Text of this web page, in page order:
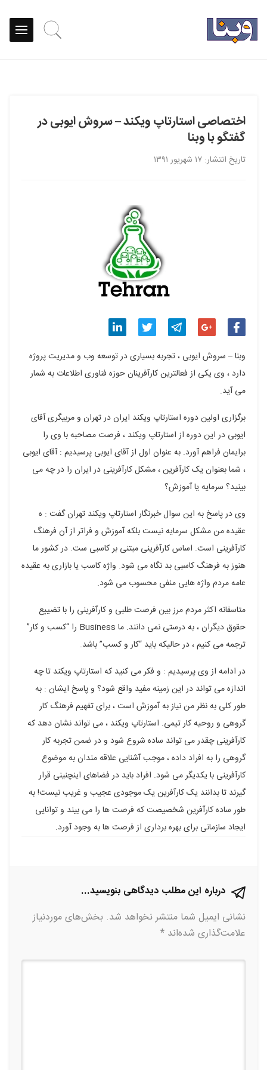
اختصاصی استارتاپ ویکند – سروش ایوبی در
گفتگو با وبنا
تاریخ انتشار: ۱۷ شهریور ۱۳۹۱
گذاری
در
فیسبوک
گذاری
گوگل
پلاس
گذاری
تلگرام
گذاری
توییتر
گذاری
لینکدین
وبنا – سروش ایوبی ، تجربه بسیاری در توسعه وب و مدیریت پروژه
دارد ، وی یکی از فعالترین کارآفرینان حوزه فناوری اطلاعات به شمار
می آید.
برگزاری اولین دوره استارتاپ ویکند ایران در تهران و مربیگری آقای
ایوبی در این دوره از استارتاپ ویکند ، فرصت مصاحبه با وی را
برایمان فراهم آورد. به عنوان اول از آقای ایوبی پرسیدیم : آقای ایوبی
، شما بعنوان یک کارآفرین ، مشکل کارآفرینی در ایران را در چه می
بینید؟ سرمایه یا آموزش؟
وی در پاسخ به این سوال خبرنگار استارتاپ ویکند تهران گفت : ه
عقیده من مشکل سرمایه نیست بلکه آموزش و فراتر از آن فرهنگ
کارآفرینی است. اساس کارآفرینی مبتنی بر کاسبی ست. در کشور ما
هنوز به فرهنگ کاسبی بد نگاه می شود. واژه کاسب یا بازاری به عقیده
عامه مردم واژه هایی منفی محسوب می شود.
متاسفانه اکثر مردم مرز بین فرصت طلبی و کارآفرینی را با تضییع
حقوق دیگران ، به درستی نمی دانند. ما Business را “کسب و کار”
ترجمه می کنیم ، در حالیکه باید “کار و کسب” باشد.
در ادامه از وی پرسیدیم : و فکر می کنید که استارتاپ ویکند تا چه
اندازه می تواند در این زمینه مفید واقع شود؟ و پاسخ ایشان : به
طور کلی به نظر من نیاز به آموزش است ، برای تفهیم فرهنگ کار
گروهی و روحیه کار تیمی. استارتاپ ویکند ، می تواند نشان دهد که
کارآفرینی چقدر می تواند ساده شروع شود و در ضمن تجربه کار
گروهی را به افراد داده ، موجب آشنایی علاقه مندان به موضوع
کارآفرینی با یکدیگر می شود. افراد باید در فضاهای اینچنینی قرار
گیرند تا بدانند یک کارآفرین یک موجودی عجیب و غریب نیست! به
طور ساده کارآفرین شخصیصت که فرصت ها را می بیند و توانایی
ایجاد سازمانی برای بهره برداری از فرصت ها به وجود آورد.
درباره این مطلب دیدگاهی بنویسید...
نشانی ایمیل شما منتشر نخواهد شد. بخش‌های موردنیاز
علامت‌گذاری شده‌اند *